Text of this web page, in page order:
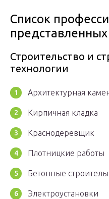
Список
Строительство и
технологии
Архитектурная
Кирпичная кладка
Краснодеревщик
Плотницкие работы
Бетонные
Электроустановки